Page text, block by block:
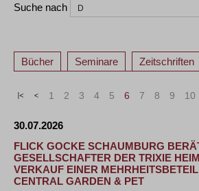
Suche nach
Bücher Seminare Zeitschriften
« < 1 2 3 4 5 6 7 8 9 10
30.07.2026
FLICK GOCKE SCHAUMBURG
GESELLSCHAFTER DER TRIXIE
VERKAUF EINER
CENTRAL GARDEN & PET